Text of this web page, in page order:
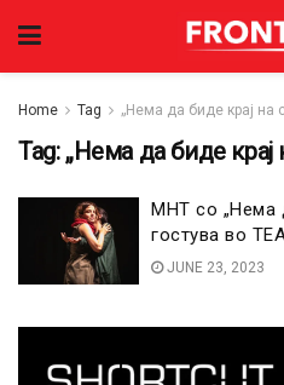
Home Tag „Нема да биде крај на
Tag: „Нема да биде крај
МНТ со „Нема
гостува во
JUNE 23, 2023